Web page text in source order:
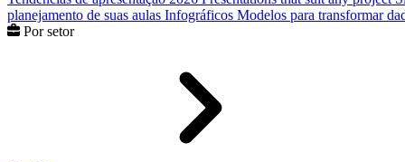
planejamento de suas aulas Infográficos Modelos para transformar
Por setor